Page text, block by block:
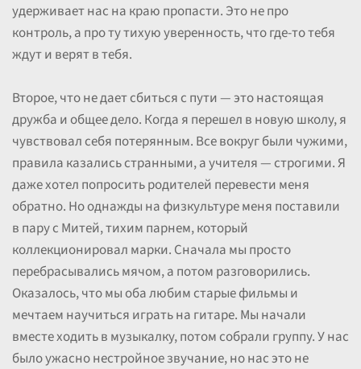
удерживает нас на краю пропасти. Это не про
контроль, а про ту тихую уверенность, что где-то тебя
ждут и верят в тебя.
Второе, что не дает сбиться с пути — это настоящая
дружба и общее дело. Когда я перешел в новую школу, я
чувствовал себя потерянным. Все вокруг были чужими,
правила казались странными, а учителя — строгими. Я
даже хотел попросить родителей перевести меня
обратно. Но однажды на физкультуре меня поставили
в пару с Митей, тихим парнем, который
коллекционировал марки. Сначала мы просто
перебрасывались мячом, а потом разговорились.
Оказалось, что мы оба любим старые фильмы и
мечтаем научиться играть на гитаре. Мы начали
вместе ходить в музыкалку, потом собрали группу. У нас
было ужасно нестройное звучание, но нас это не